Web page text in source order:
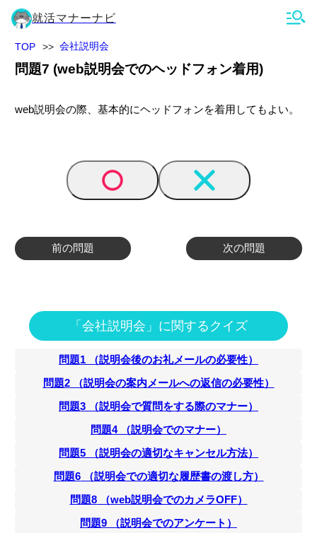
就活マナーナビ
TOP 会社説明会
問題7 (web説明会でのヘッドフォン着用)
web説明会の際、基本的にヘッドフォンを着用してもよい。
前の問題 次の問題
「会社説明会」に関するクイズ
問題1 （説明会後のお礼メールの必要性）
問題2（説明会の案内メールへの返信の必要性）
問題3 （説明会で質問をする際のマナー）
問題4（説明会でのマナー）
問題5 （説明会の適切なキャンセル方法）
問題6（説明会での適切な履歴書の渡し方）
問題8（web説明会でのカメラOFF）
問題9 （説明会でのアンケート ）